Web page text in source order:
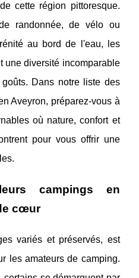
cette région pittoresque.
randonnée, de vélo ou
au bord de l'eau, les
une diversité incomparable
Dans notre liste des
Aveyron, préparez-vous à
où nature, confort et
pour vous offrir une
campings en
cœur
variés et préservés, est
les amateurs de camping.